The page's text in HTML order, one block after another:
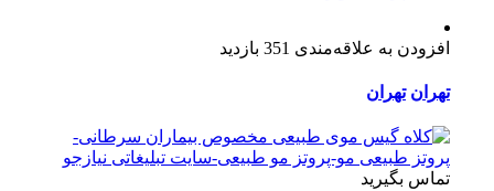
افزودن به علاقه‌مندی 351 بازدید
تهران تهران
تماس بگیرید